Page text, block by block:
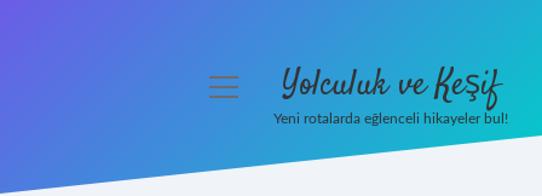
menüyü Yolculuk ve Keşif
Yeni rotalarda eğlenceli hikayeler bul!